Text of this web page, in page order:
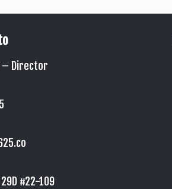
– Director
#22-109